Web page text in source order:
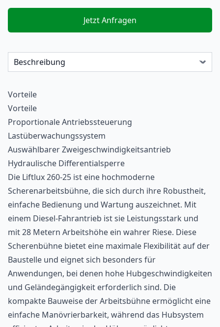
Jetzt Anfragen
Vorteile
Vorteile
Proportionale Antriebssteuerung
Lastüberwachungssystem
Auswählbarer Zweigeschwindigkeitsantrieb
Hydraulische Differentialsperre
Die Liftlux 260-25 ist eine hochmoderne
Scherenarbeitsbühne, die sich durch ihre Robustheit,
einfache Bedienung und Wartung auszeichnet. Mit
einem Diesel-Fahrantrieb ist sie Leistungsstark und
mit 28 Metern Arbeitshöhe ein wahrer Riese. Diese
Scherenbühne bietet eine maximale Flexibilität auf der
Baustelle und eignet sich besonders für
Anwendungen, bei denen hohe Hubgeschwindigkeiten
und Geländegängigkeit erforderlich sind. Die
kompakte Bauweise derArbeitsbühne ermöglicht eine
einfache Manövrierbarkeit, während das Hubsystem